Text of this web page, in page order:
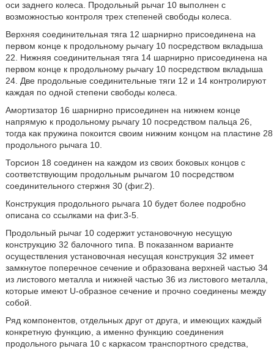
оси заднего колеса. Продольный рычаг 10 выполнен с
возможностью контроля трех степеней свободы колеса.
Верхняя соединительная тяга 12 шарнирно присоединена на
первом конце к продольному рычагу 10 посредством вкладыша
22. Нижняя соединительная тяга 14 шарнирно присоединена на
первом конце к продольному рычагу 10 посредством вкладыша
24. Две продольные соединительные тяги 12 и 14 контролируют
каждая по одной степени свободы колеса.
Амортизатор 16 шарнирно присоединен на нижнем конце
напрямую к продольному рычагу 10 посредством пальца 26,
тогда как пружина покоится своим нижним концом на пластине 28
продольного рычага 10.
Торсион 18 соединен на каждом из своих боковых концов с
соответствующим продольным рычагом 10 посредством
соединительного стержня 30 (фиг.2).
Конструкция продольного рычага 10 будет более подробно
описана со ссылками на фиг.3-5.
Продольный рычаг 10 содержит установочную несущую
конструкцию 32 балочного типа. В показанном варианте
осуществления установочная несущая конструкция 32 имеет
замкнутое поперечное сечение и образована верхней частью 34
из листового металла и нижней частью 36 из листового металла,
которые имеют U-образное сечение и прочно соединены между
собой.
Ряд компонентов, отдельных друг от друга, и имеющих каждый
конкретную функцию, а именно функцию соединения
продольного рычага 10 с каркасом транспортного средства,